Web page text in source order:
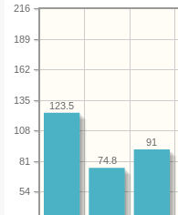
54
81
108
135
162
189
216
91
74.8
123.5